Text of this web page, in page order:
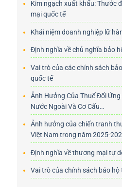
Kim ngạch xuất khẩu: Thước
mại quốc tế
Khái niệm doanh nghiệp lữ
Định nghĩa về chủ nghĩa bảo
Vai trò của các chính sách
quốc tế
Ảnh Hưởng Của Thuế Đối
Nước Ngoài Và Cơ Cấu…
Ảnh hưởng của chiến tranh
Việt Nam trong năm 2025-
Định nghĩa về thương mại tự
Vai trò của chính sách bảo